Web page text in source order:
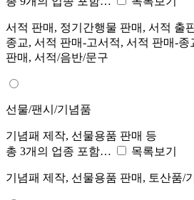
서적 판매, 정기간행물 판매, 서적 출
종교, 서적 판매-고서적, 서적 판매-종
판매, 서적/음반/문구
선물/팬시/기념품
기념패 제작, 선물용품 판매 등
총 3개의 업종 포함…
목록보기
기념패 제작, 선물용품 판매, 토산품/